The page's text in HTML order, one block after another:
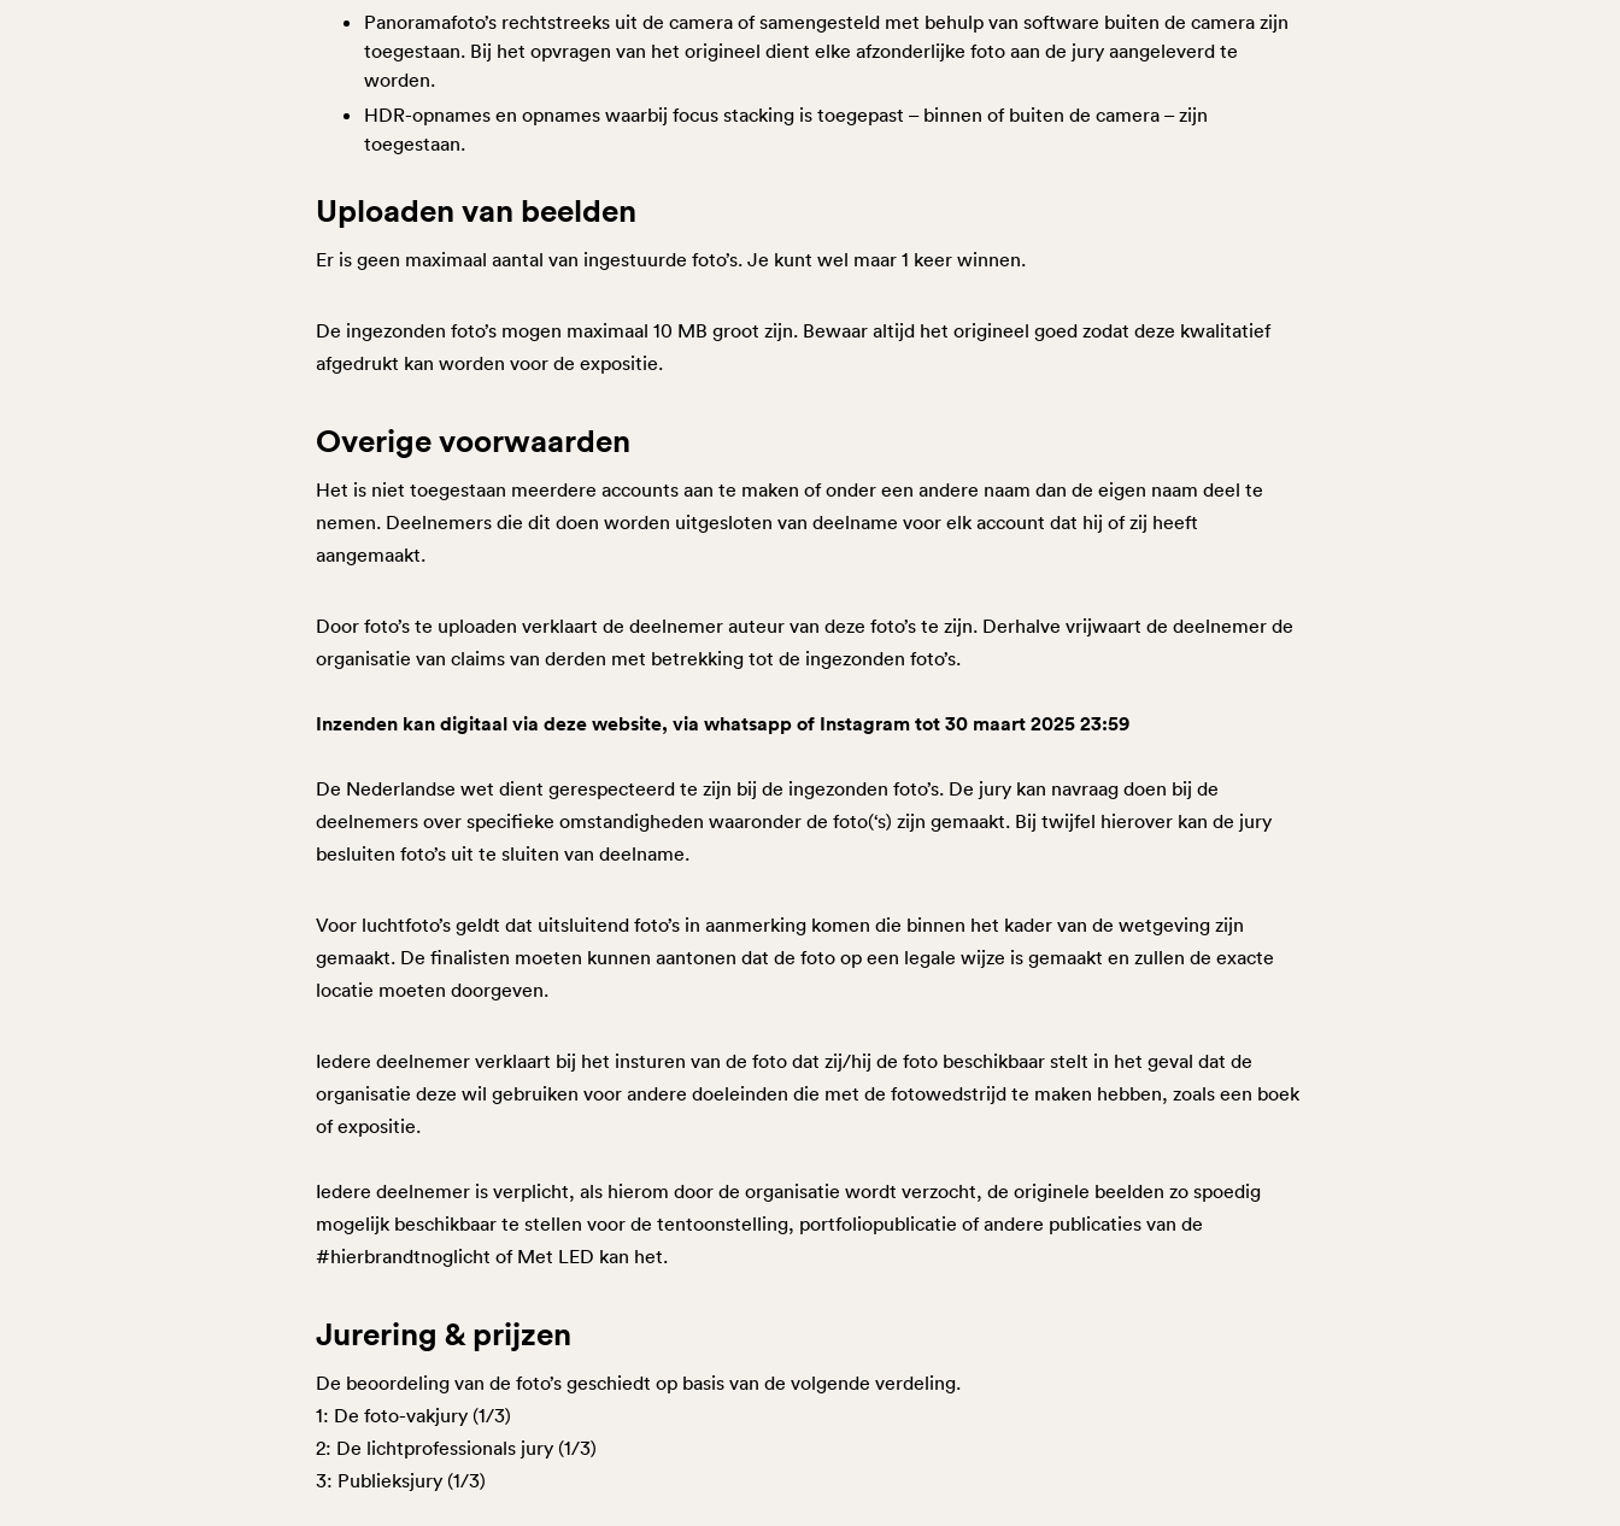
Panoramafoto’s rechtstreeks uit de camera of samengesteld met behulp van software buiten de camera zijn
toegestaan. Bij het opvragen van het origineel dient elke afzonderlijke foto aan de jury aangeleverd te
worden.
HDR-opnames en opnames waarbij focus stacking is toegepast – binnen of buiten de camera – zijn
toegestaan.
Uploaden van beelden
Er is geen maximaal aantal van ingestuurde foto’s. Je kunt wel maar 1 keer winnen.
De ingezonden foto’s mogen maximaal 10 MB groot zijn. Bewaar altijd het origineel goed zodat deze kwalitatief
afgedrukt kan worden voor de expositie.
Overige voorwaarden
Het is niet toegestaan meerdere accounts aan te maken of onder een andere naam dan de eigen naam deel te
nemen. Deelnemers die dit doen worden uitgesloten van deelname voor elk account dat hij of zij heeft
aangemaakt.
Door foto’s te uploaden verklaart de deelnemer auteur van deze foto’s te zijn. Derhalve vrijwaart de deelnemer de
organisatie van claims van derden met betrekking tot de ingezonden foto’s.
Inzenden kan digitaal via deze website, via whatsapp of Instagram tot 30 maart 2025 23:59
De Nederlandse wet dient gerespecteerd te zijn bij de ingezonden foto’s. De jury kan navraag doen bij de
deelnemers over specifieke omstandigheden waaronder de foto(‘s) zijn gemaakt. Bij twijfel hierover kan de jury
besluiten foto’s uit te sluiten van deelname.
Voor luchtfoto’s geldt dat uitsluitend foto’s in aanmerking komen die binnen het kader van de wetgeving zijn
gemaakt. De finalisten moeten kunnen aantonen dat de foto op een legale wijze is gemaakt en zullen de exacte
locatie moeten doorgeven.
Iedere deelnemer verklaart bij het insturen van de foto dat zij/hij de foto beschikbaar stelt in het geval dat de
organisatie deze wil gebruiken voor andere doeleinden die met de fotowedstrijd te maken hebben, zoals een boek
of expositie.
Iedere deelnemer is verplicht, als hierom door de organisatie wordt verzocht, de originele beelden zo spoedig
mogelijk beschikbaar te stellen voor de tentoonstelling, portfoliopublicatie of andere publicaties van de
#hierbrandtnoglicht of Met LED kan het.
Jurering & prijzen
De beoordeling van de foto’s geschiedt op basis van de volgende verdeling.
1: De foto-vakjury (1/3)
2: De lichtprofessionals jury (1/3)
3: Publieksjury (1/3)